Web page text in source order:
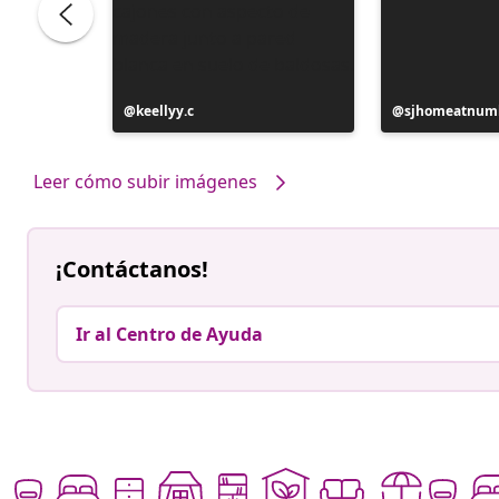
Publicación
realizada
keellyy.c
Publicación
realizada
Leer cómo subir imágenes
¡Contáctanos!
Ir al Centro de Ayuda